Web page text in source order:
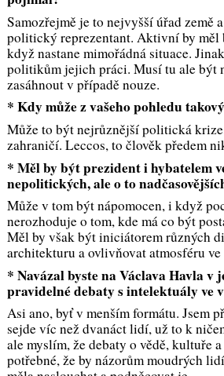
Samozřejmě je to nejvyšší úřad země
politický reprezentant. Aktivní by měl
když nastane mimořádná situace.
politikům jejich práci. Musí tu ale být
zasáhnout v případě nouze.
* Kdy může z vašeho pohledu
Může to být nejrůznější politická
zahraničí. Leccos, to člověk předem
* Měl by být prezident i hybatelem
nepolitických, ale o to
Může v tom být nápomocen, i když
nerozhoduje o tom, kde má co být
Měl by však být iniciátorem různých
architekturu a ovlivňovat atmosféru
* Navázal byste na Václava Havla v
pravidelné debaty s intelektuály ve
Asi ano, byť v menším formátu. Jsem
sejde víc než dvanáct lidí, už to k
ale myslím, že debaty o vědě, kultuře
potřebné, že by názorům moudrých